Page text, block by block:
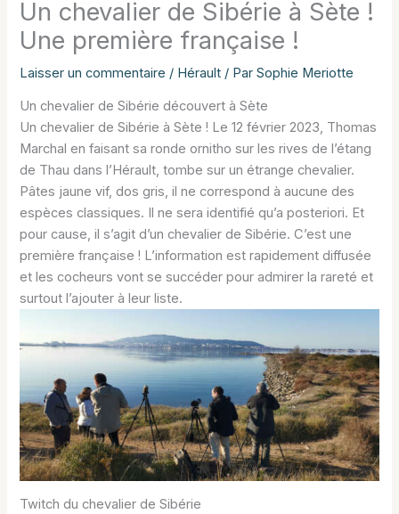
Un chevalier de Sibérie à Sète !
Une première française !
Laisser un commentaire / Hérault / ParSophie Meriotte
Un chevalier de Sibérie découvert à Sète
Un chevalier de Sibérie à Sète ! Le 12 février 2023, Thomas
Marchal en faisant sa ronde ornitho sur les rives de l’étang
de Thau dans l’Hérault, tombe sur un étrange chevalier.
Pâtes jaune vif, dos gris, il ne correspond à aucune des
espèces classiques. Il ne sera identifié qu’a posteriori. Et
pour cause, il s’agit d’un chevalier de Sibérie. C’est une
première française ! L’information est rapidement diffusée
et les cocheurs vont se succéder pour admirer la rareté et
surtout l’ajouter à leur liste.
Twitch du chevalier de Sibérie